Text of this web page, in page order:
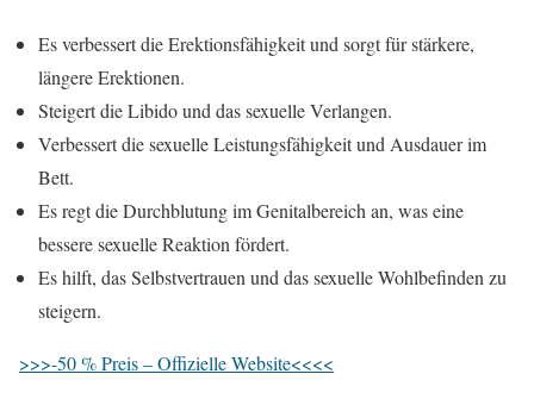
Es verbessert die Erektionsfähigkeit und sorgt für stärkere,
längere Erektionen.
Steigert die Libido und das sexuelle Verlangen.
Verbessert die sexuelle Leistungsfähigkeit und Ausdauer im
Bett.
Es regt die Durchblutung im Genitalbereich an, was eine
bessere sexuelle Reaktion fördert.
Es hilft, das Selbstvertrauen und das sexuelle Wohlbefinden zu
steigern.
>>>-50 % Preis – Offizielle Website<<<<